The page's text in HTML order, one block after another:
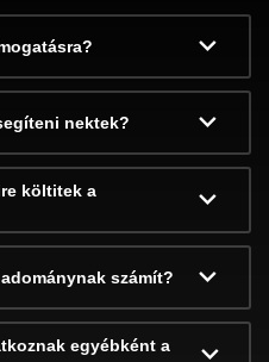
nektek?
költitek a
számít?
egyébként a